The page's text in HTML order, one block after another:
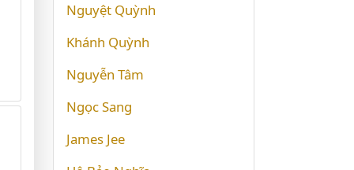
Nguyệt Quỳnh
Khánh Quỳnh
Nguyễn Tâm
Ngọc Sang
James Jee